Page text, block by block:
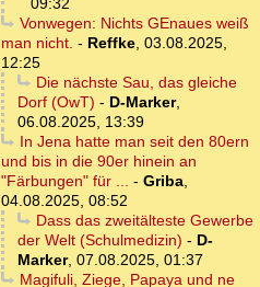
09:32
Vonwegen: Nichts GEnaues weiß
man nicht. - Reffke, 03.08.2025,
12:25
Die nächste Sau, das gleiche
Dorf (OwT) - D-Marker,
06.08.2025, 13:39
In Jena hatte man seit den 80ern
und bis in die 90er hinein an
"Färbungen" für ... - Griba,
04.08.2025, 08:52
Dass das zweitälteste Gewerbe
der Welt (Schulmedizin) - D-
Marker, 07.08.2025, 01:37
Magifuli, Ziege, Papaya und ne